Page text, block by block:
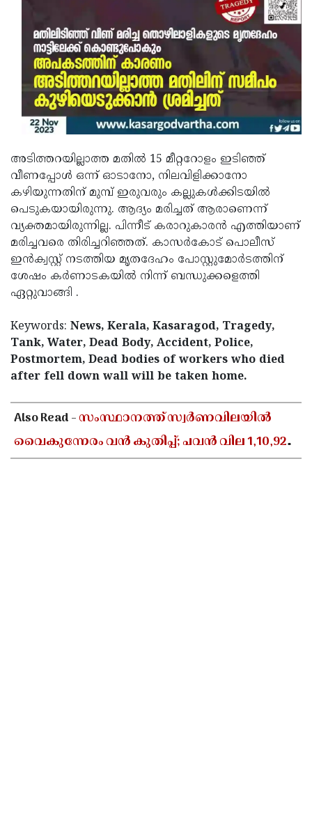
അടിത്തറയില്ലാത്ത മതില്‍ 15 മീറ്ററോളം ഇടിഞ്ഞ്
വീണപ്പോള്‍ ഒന്ന് ഓടാനോ, നിലവിളിക്കാനോ
കഴിയുന്നതിന് മുമ്പ് ഇരുവരും കല്ലുകള്‍ക്കിടയില്‍
പെടുകയായിരുന്നു. ആദ്യം മരിച്ചത് ആരാണെന്ന്
വ്യക്തമായിരുന്നില്ല. പിന്നീട് കരാറുകാരന്‍ എത്തിയാണ്
മരിച്ചവരെ തിരിച്ചറിഞ്ഞത്. കാസര്‍കോട് പൊലീസ്
ഇന്‍ക്വസ്റ്റ് നടത്തിയ മൃതദേഹം പോസ്റ്റുമോര്‍ടത്തിന്
ശേഷം കര്‍ണാടകയില്‍ നിന്ന് ബന്ധുക്കളെത്തി
ഏറ്റുവാങ്ങി .
Keywords: News, Kerala, Kasaragod, Tragedy,
Tank, Water, Dead Body, Accident, Police,
Postmortem, Dead bodies of workers who died
after fell down wall will be taken home.
Also Read -സംസ്ഥാനത്ത് സ്വർണവിലയിൽ
വൈകുന്നേരം വൻ കുതിപ്പ്; പവൻ വില 1,10,920
രൂപയായി ഉയർന്നു